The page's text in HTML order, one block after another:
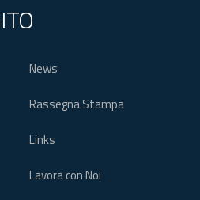
News
Rassegna Stampa
Links
Lavora con Noi